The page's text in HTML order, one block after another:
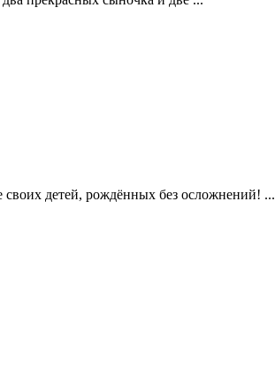
детей, рождённых без осложнений! ...